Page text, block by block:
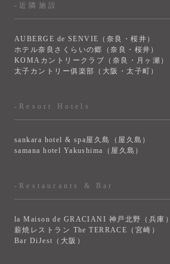
-近隣施設
AUBERGE de SENVIE（奈良・桜井）
ホテル奈良さくらいの郷（奈良・桜井）
KOMAカントリークラブ（奈良・月ヶ瀬）
太子カントリー俱楽部（大阪・太子町）
-Resort Hotels
sankara hotel & spa屋久島（屋久島）
samana hotel Yakushima（屋久島）
-Restaurants & Bar
la Maison de GRACIANI 神戸北野（兵庫）
薪焼レストラン The TERRACE（宮崎）
Bar DiJest（大阪）